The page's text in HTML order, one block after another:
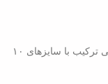
این مدل برای کاشت موقت، میکاپ روزانه و حتی ترکیب با سایزهای ۱۰